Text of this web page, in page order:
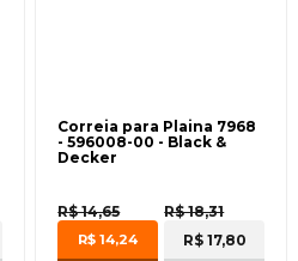
Correia para Plaina 7968
- 596008-00 - Black &
Decker
R$ 14,65
R$ 14,24
R$ 18,31
R$ 17,80